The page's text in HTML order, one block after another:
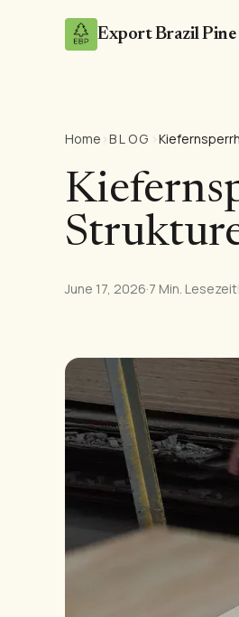
Export Brazil Pine
Home ›BLOG ›
June 17, 2026·7 Min. Lesezeit